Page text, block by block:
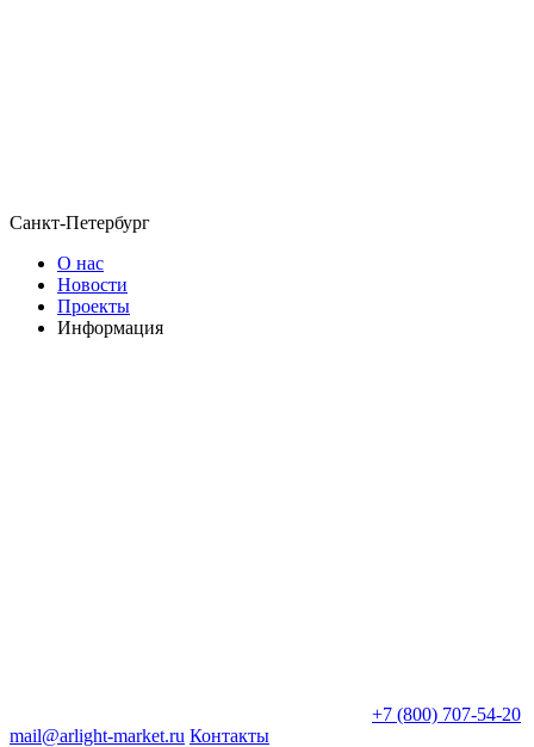
Санкт-Петербург
О нас
Новости
Проекты
Информация
+7 (800) 707-54-20
mail@arlight-market.ru Контакты